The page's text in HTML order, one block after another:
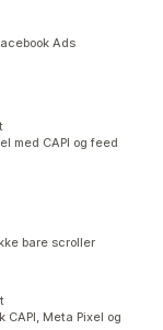
Ads
med CAPI og feed
bare scroller
Meta Pixel og